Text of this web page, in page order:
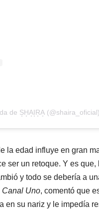
de S͙H͙A͙I͙R͙A͙ (@shaira_oficial)
la edad influye en gran
ser un retoque. Y es que,
y todo se debería a
Canal Uno, comentó que
en su nariz y le impedía